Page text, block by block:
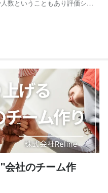
数ということもあり評価シス
う思いの元、早速人事部で考
を一挙公開します！...
会社のチーム作